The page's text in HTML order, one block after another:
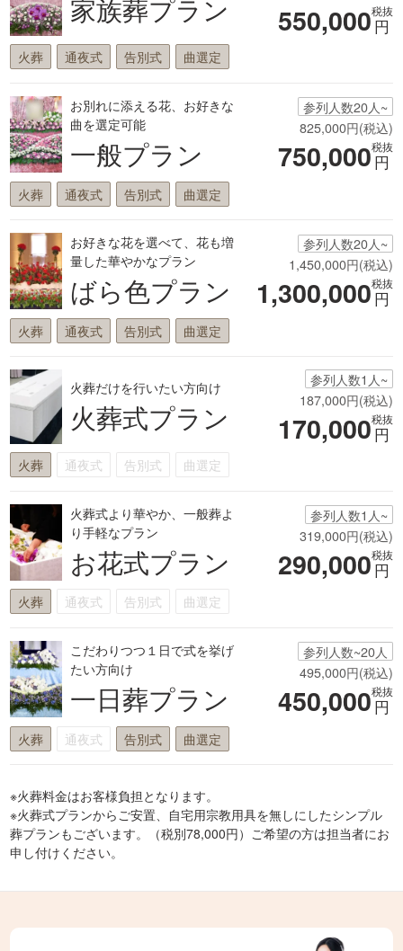
家族葬プラン 550,000税抜
円
火葬 通夜式 告別式 曲選定
お別れに添える花、お好きな
曲を選定可能
一般プラン
参列人数20人~
825,000円(税込)
750,000税抜
円
火葬 通夜式 告別式 曲選定
お好きな花を選べて、花も増
量した華やかなプラン
ばら色プラン
参列人数20人~
1,450,000円(税込)
1,300,000税抜
円
火葬 通夜式 告別式 曲選定
火葬だけを行いたい方向け
火葬式プラン
参列人数1人~
187,000円(税込)
170,000税抜
円
火葬 通夜式 告別式 曲選定
火葬式より華やか、一般葬よ
り手軽なプラン
お花式プラン
参列人数1人~
319,000円(税込)
290,000税抜
円
火葬 通夜式 告別式 曲選定
こだわりつつ１日で式を挙げ
たい方向け
一日葬プラン
参列人数~20人
495,000円(税込)
450,000税抜
円
火葬 通夜式 告別式 曲選定
※火葬料金はお客様負担となります。
※火葬式プランからご安置、自宅用宗教用具を無しにしたシンプル
葬プランもございます。（税別78,000円）ご希望の方は担当者にお
申し付けください。